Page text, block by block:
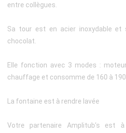
entre collègues.
Sa tour est en acier inoxydable et
chocolat.
Elle fonction avec 3 modes :
chauffage et consomme de 160 à
La fontaine est à rendre lavée
Votre partenaire Amplitub’s est